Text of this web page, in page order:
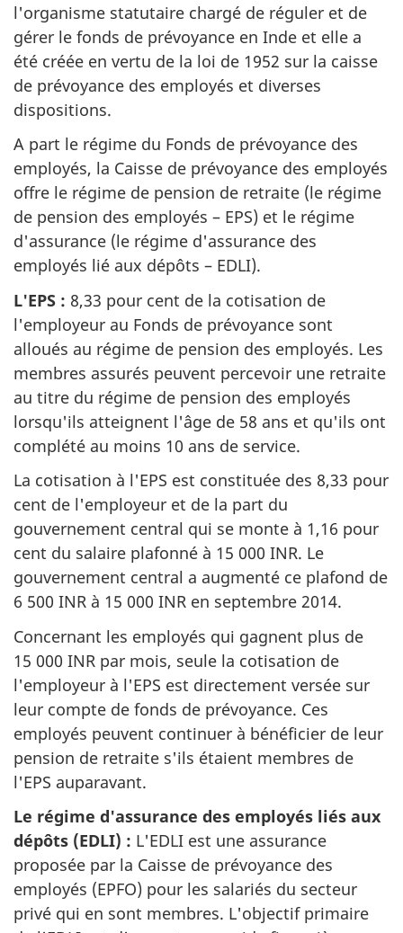
l'organisme statutaire chargé de réguler et de
gérer le fonds de prévoyance en Inde et elle a
été créée en vertu de la loi de 1952 sur la caisse
de prévoyance des employés et diverses
dispositions.
A part le régime du Fonds de prévoyance des
employés, la Caisse de prévoyance des employés
offre le régime de pension de retraite (le régime
de pension des employés – EPS) et le régime
d'assurance (le régime d'assurance des
employés lié aux dépôts – EDLI).
L'EPS : 8,33 pour cent de la cotisation de
l'employeur au Fonds de prévoyance sont
alloués au régime de pension des employés. Les
membres assurés peuvent percevoir une retraite
au titre du régime de pension des employés
lorsqu'ils atteignent l'âge de 58 ans et qu'ils ont
complété au moins 10 ans de service.
La cotisation à l'EPS est constituée des 8,33 pour
cent de l'employeur et de la part du
gouvernement central qui se monte à 1,16 pour
cent du salaire plafonné à 15 000 INR. Le
gouvernement central a augmenté ce plafond de
6 500 INR à 15 000 INR en septembre 2014.
Concernant les employés qui gagnent plus de
15 000 INR par mois, seule la cotisation de
l'employeur à l'EPS est directement versée sur
leur compte de fonds de prévoyance. Ces
employés peuvent continuer à bénéficier de leur
pension de retraite s'ils étaient membres de
l'EPS auparavant.
Le régime d'assurance des employés liés aux
dépôts (EDLI) : L'EDLI est une assurance
proposée par la Caisse de prévoyance des
employés (EPFO) pour les salariés du secteur
privé qui en sont membres. L'objectif primaire